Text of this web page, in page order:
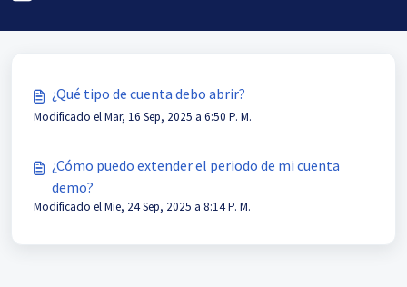
¿Qué tipo de cuenta debo abrir?
Modificado el Mar, 16 Sep, 2025 a 6:50 P. M.
¿Cómo puedo extender el periodo de mi cuenta
demo?
Modificado el Mie, 24 Sep, 2025 a 8:14 P. M.